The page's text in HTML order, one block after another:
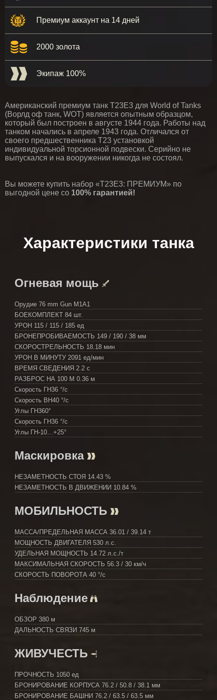
Премиум аккаунт на 14 дней
2000 золота
Экипаж 100%
Американский премиум танк T23E3 для World of Tanks
(Ворлд оф танк, WOT) является опытным образцом,
который был построен в августе 1944 года. Работы над
танком начались в апреле 1943 года. Отличался от
своего предшественника Т23 установкой
индивидуальной торсионной подвески. Серийно не
выпускался и на вооружении никогда не состоял.
Вы можете купить набор «T23E3: ПРЕМИУМ» по
выгодной цене со 100% гарантией!
Характеристики танка
Огневая мощь
Орудие 76 mm Gun M1A1
БОЕКОМПЛЕКТ 84 шт.
УРОН 115 / 115 / 185 ед
БРОНЕПРОБИВАЕМОСТЬ 149 / 190 / 38 мм
СКОРОСТРЕЛЬНОСТЬ 18.18 мин
УРОН В МИНУТУ 2091 ед/мин
ВРЕМЯ СВЕДЕНИЯ 2.2 с
РАЗБРОС НА 100 М 0.36 м
Скорость ГН36 °/с
Скорость ВН40 °/с
Углы ГН360°
Скорость ГН36 °/с
Углы ГН-10…+25°
Маскировка
НЕЗАМЕТНОСТЬ СТОЯ 14.43 %
НЕЗАМЕТНОСТЬ В ДВИЖЕНИИ 10.84 %
МОБИЛЬНОСТЬ
МАССА/ПРЕДЕЛЬНАЯ МАССА 36.01 / 39.14 т
МОЩНОСТЬ ДВИГАТЕЛЯ 530 л.с.
УДЕЛЬНАЯ МОЩНОСТЬ 14.72 л.с./т
МАКСИМАЛЬНАЯ СКОРОСТЬ 56.3 / 30 км/ч
СКОРОСТЬ ПОВОРОТА 40 °/с
Наблюдение
ОБЗОР 380 м
ДАЛЬНОСТЬ СВЯЗИ 745 м
ЖИВУЧЕСТЬ
ПРОЧНОСТЬ 1050 ед
БРОНИРОВАНИЕ КОРПУСА 76.2 / 50.8 / 38.1 мм
БРОНИРОВАНИЕ БАШНИ 76.2 / 63.5 / 63.5 мм